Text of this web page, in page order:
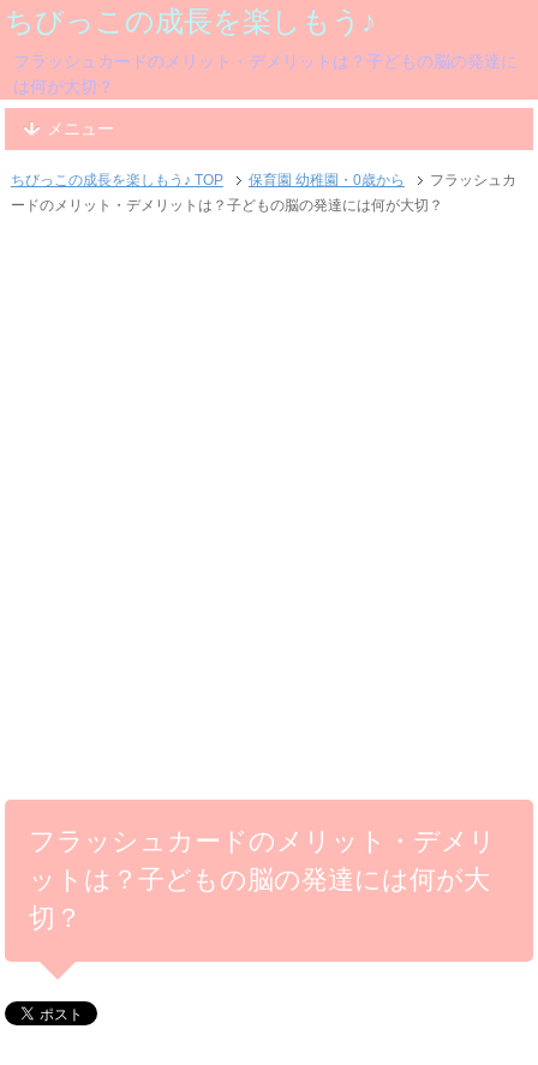
ちびっこの成長を楽しもう♪
フラッシュカードのメリット・デメリットは？子どもの脳の発達に
は何が大切？
メニュー
ちびっこの成長を楽しもう♪ TOP 保育園 幼稚園・0歳から
フラッシュカ
ードのメリット・デメリットは？子どもの脳の発達には何が大切？
フラッシュカードのメリット・デメリ
ットは？子どもの脳の発達には何が大
切？